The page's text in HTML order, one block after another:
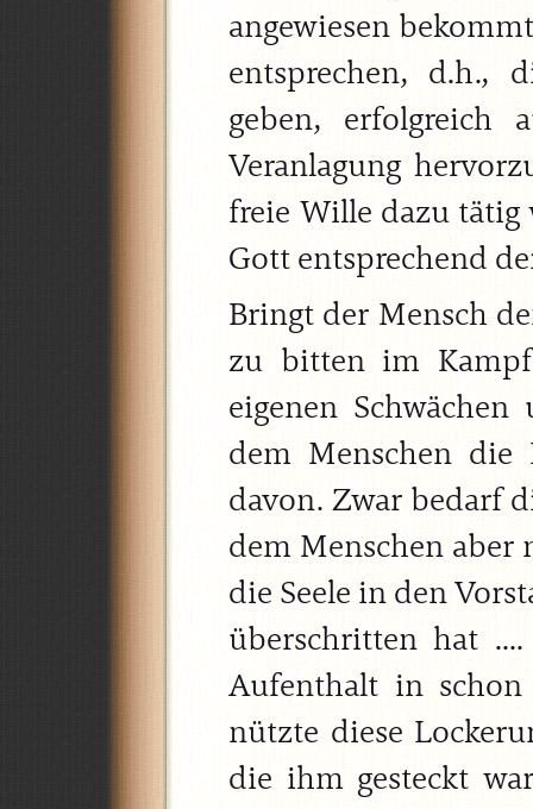
angewiesen
entsprechen, d.h.,
geben, erfolgreich
Veranlagung
freie Wille dazu tätig
Gott entsprechend
Bringt der Mensch
zu bitten im
eigenen
dem Menschen
davon. Zwar bedarf
dem Menschen aber
die Seele in den
überschritten hat
Aufenthalt in schon
nützte diese
die ihm gesteckt